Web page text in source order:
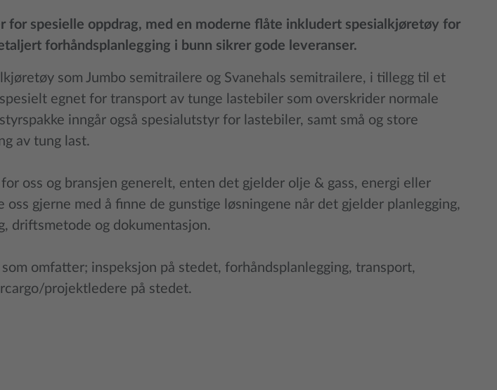
for spesielle oppdrag, med en moderne flåte inkludert spesialkjøretøy for
forhåndsplanlegging i bunn sikrer gode leveranser.
som Jumbo semitrailere og Svanehals semitrailere, i tillegg til et
egnet for transport av tunge lastebiler som overskrider normale
inngår også spesialutstyr for lastebiler, samt små og store
av tung last.
oss og bransjen generelt, enten det gjelder olje & gass, energi eller
gjerne med å finne de gunstige løsningene når det gjelder planlegging,
driftsmetode og dokumentasjon.
omfatter; inspeksjon på stedet, forhåndsplanlegging, transport,
projektledere på stedet.